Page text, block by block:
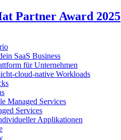
Partner Award 2025
SaaS Business
für Unternehmen
cloud-native Workloads
Managed Services
Services
Applikationen